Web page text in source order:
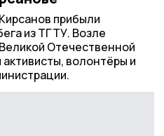
прибыли
из ТГТУ. Возле
Отечественной
волонтёры и